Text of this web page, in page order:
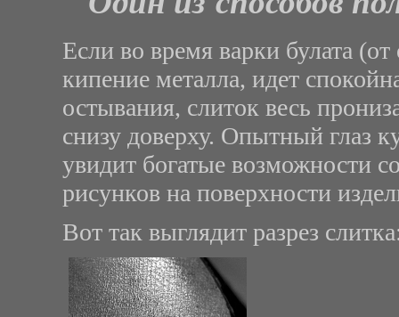
Если во время варки булата
кипение металла, идет
остывания, слиток весь
снизу доверху. Опытный глаз
увидит богатые возможности
рисунков на поверхности
Вот так выглядит разрез